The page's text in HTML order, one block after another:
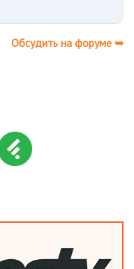
Обсудить на форуме ➥